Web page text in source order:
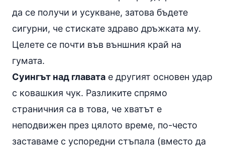
да се получи и усукване, затова бъдете
сигурни, че стискате здраво дръжката му.
Целете се почти във външния край на
гумата.
Суингът над главата е другият основен удар
с ковашкия чук. Разликите спрямо
страничния са в това, че хватът е
неподвижен през цялото време, по-често
заставаме с успоредни стъпала (вместо да